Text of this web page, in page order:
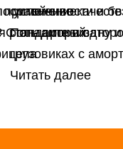
Стандартный
устойчивости и
роль
сравнение
Попадите в одну
грузовиках с
Читать далее